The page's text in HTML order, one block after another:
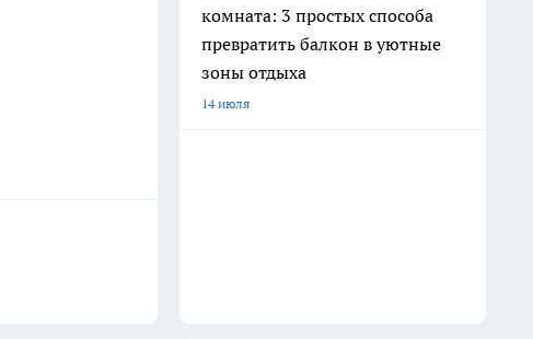
комната: 3 простых способа
превратить балкон в уютные
зоны отдыха
14 июля